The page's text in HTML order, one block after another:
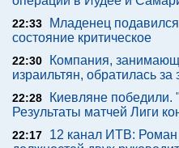
22:33
Младенец
состояние критическое
22:30
Компания,
израильтян, обратилась
22:28
Киевляне победили.
Результаты матчей Лиги
22:17
12 канал ИТВ: